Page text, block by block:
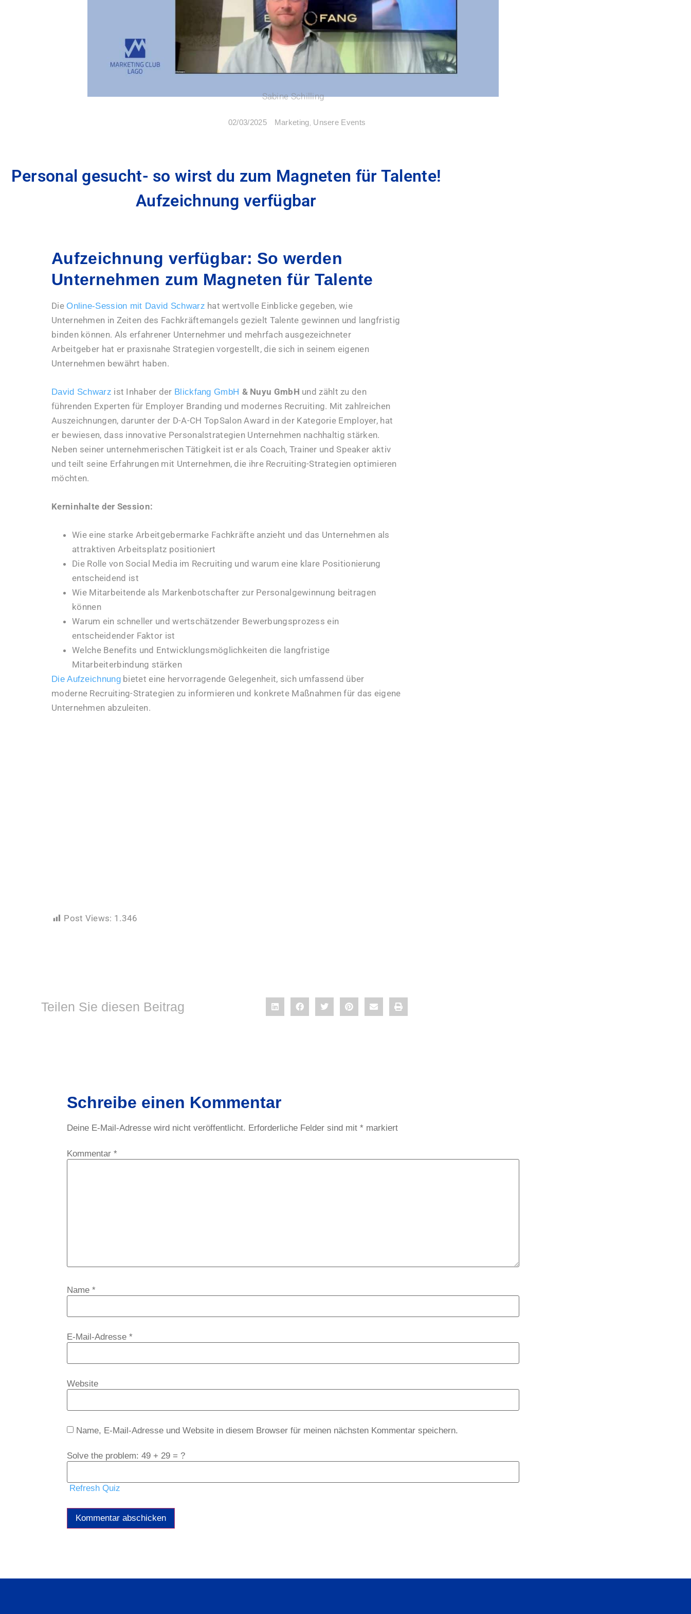
Sabine Schilling
02/03/2025 Marketing, Unsere Events
Personal gesucht- so wirst du zum Magneten für Talente!
Aufzeichnung verfügbar
Aufzeichnung verfügbar: So werden
Unternehmen zum Magneten für Talente
DieOnline-Session mit David Schwarz hat wertvolle Einblicke gegeben, wie
Unternehmen in Zeiten des Fachkräftemangels gezielt Talente gewinnen und langfristig
binden können. Als erfahrener Unternehmer und mehrfach ausgezeichneter
Arbeitgeber hat er praxisnahe Strategien vorgestellt, die sich in seinem eigenen
Unternehmen bewährt haben.
David Schwarz ist Inhaber der Blickfang GmbH & Nuyu GmbH und zählt zu den
führenden Experten für Employer Branding und modernes Recruiting. Mit zahlreichen
Auszeichnungen, darunter der D-A-CH TopSalon Award in der Kategorie Employer, hat
er bewiesen, dass innovative Personalstrategien Unternehmen nachhaltig stärken.
Neben seiner unternehmerischen Tätigkeit ist er als Coach, Trainer und Speaker aktiv
und teilt seine Erfahrungen mit Unternehmen, die ihre Recruiting-Strategien optimieren
möchten.
Kerninhalte der Session:
Wie eine starke Arbeitgebermarke Fachkräfte anzieht und das Unternehmen als
attraktiven Arbeitsplatz positioniert
Die Rolle von Social Media im Recruiting und warum eine klare Positionierung
entscheidend ist
Wie Mitarbeitende als Markenbotschafter zur Personalgewinnung beitragen
können
Warum ein schneller und wertschätzender Bewerbungsprozess ein
entscheidender Faktor ist
Welche Benefits und Entwicklungsmöglichkeiten die langfristige
Mitarbeiterbindung stärken
Die Aufzeichnungbietet eine hervorragende Gelegenheit, sich umfassend über
moderne Recruiting-Strategien zu informieren und konkrete Maßnahmen für das eigene
Unternehmen abzuleiten.
Post Views: 1.346
Teilen Sie diesen Beitrag
Schreibe einen Kommentar
Deine E-Mail-Adresse wird nicht veröffentlicht. Erforderliche Felder sind mit * markiert
Kommentar *
Name *
E-Mail-Adresse *
Website
Name, E-Mail-Adresse und Website in diesem Browser für meinen nächsten Kommentar speichern.
Solve the problem: 49 + 29 = ?
Refresh Quiz